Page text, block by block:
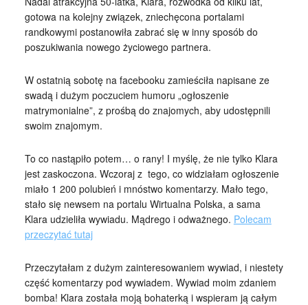
gotowa na kolejny związek, zniechęcona portalami
randkowymi postanowiła zabrać się w inny sposób do
poszukiwania nowego życiowego partnera.
W ostatnią sobotę na facebooku zamieściła napisane ze
swadą i dużym poczuciem humoru „ogłoszenie
matrymonialne”, z prośbą do znajomych, aby udostępnili
swoim znajomym.
To co nastąpiło potem… o rany! I myślę, że nie tylko Klara
jest zaskoczona. Wczoraj z tego, co widziałam ogłoszenie
miało 1 200 polubień i mnóstwo komentarzy. Mało tego,
stało się newsem na portalu Wirtualna Polska, a sama
Klara udzieliła wywiadu. Mądrego i odważnego. Polecam
przeczytać tutaj
Przeczytałam z dużym zainteresowaniem wywiad, i niestety
część komentarzy pod wywiadem. Wywiad moim zdaniem
bomba! Klara została moją bohaterką i wspieram ją całym